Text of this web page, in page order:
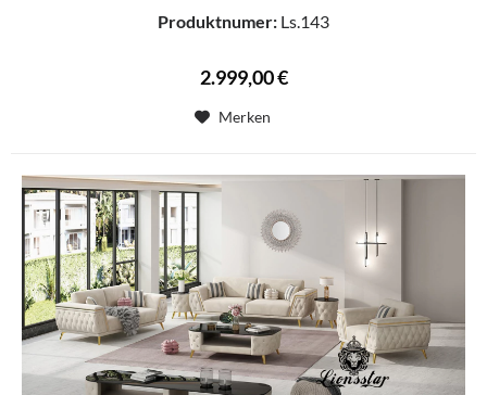
Produktnumer: Ls.143
2.999,00 €
Merken